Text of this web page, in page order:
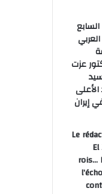
عزت
إيران
Le
rois…